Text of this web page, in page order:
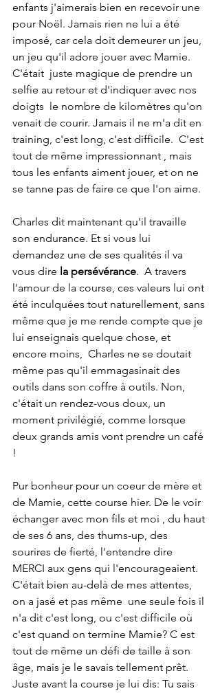
enfants j'aimerais bien en recevoir une
pour Noël. Jamais rien ne lui a été
imposé, car cela doit demeurer un jeu,
un jeu qu'il adore jouer avec Mamie.
C'était  juste magique de prendre un
selfie au retour et d'indiquer avec nos
doigts  le nombre de kilomètres qu'on
venait de courir. Jamais il ne m'a dit en
training, c'est long, c'est difficile.  C'est
tout de même impressionnant , mais
tous les enfants aiment jouer, et on ne
se tanne pas de faire ce que l'on aime.
Charles dit maintenant qu'il travaille
son endurance. Et si vous lui
demandez une de ses qualités il va
vous dire la persévérance.  A travers
l'amour de la course, ces valeurs lui ont
été inculquées tout naturellement, sans
même que je me rende compte que je
lui enseignais quelque chose, et
encore moins,  Charles ne se doutait
même pas qu'il emmagasinait des
outils dans son coffre à outils. Non,
c'était un rendez-vous doux, un
moment privilégié, comme lorsque
deux grands amis vont prendre un café
!
Pur bonheur pour un coeur de mère et
de Mamie, cette course hier. De le voir
échanger avec mon fils et moi , du haut
de ses 6 ans, des thums-up, des
sourires de fierté, l'entendre dire
MERCI aux gens qui l'encourageaient.
C'était bien au-delà de mes attentes,
on a jasé et pas même  une seule fois il
n'a dit c'est long, ou c'est difficile où
c'est quand on termine Mamie? C est
tout de même un défi de taille à son
âge, mais je le savais tellement prêt.
Juste avant la course je lui dis: Tu sais